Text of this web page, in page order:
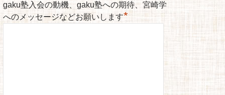
gaku塾入会の動機、gaku塾への期待、宮崎学
へのメッセージなどお願いします*